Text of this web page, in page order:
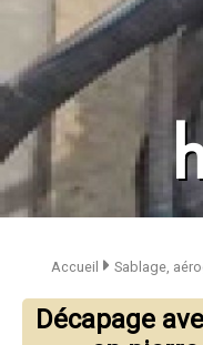
Accueil Sablage,
Décapage